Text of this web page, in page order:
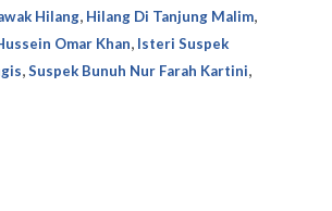
Hilang, Hilang Di Tanjung Malim,
Omar Khan, Isteri Suspek
,Suspek Bunuh Nur Farah Kartini,